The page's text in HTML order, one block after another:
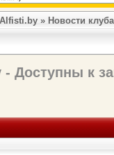
» Новости клуба
Доступны к